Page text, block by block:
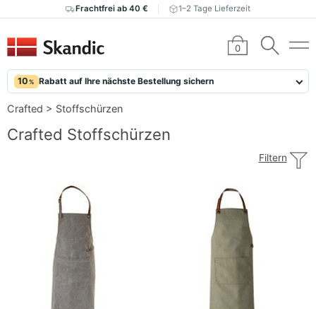
Frachtfrei ab 40 € 1–2 Tage Lieferzeit
0
10 % Rabatt auf Ihre nächste Bestellung sichern
Crafted > Stoffschürzen
Crafted Stoffschürzen
Filtern